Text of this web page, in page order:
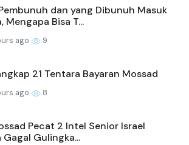
dan yang Dibunuh Masuk
Mengapa Bisa T...
ago 9
21 Tentara Bayaran Mossad
ago 8
Pecat 2 Intel Senior Israel
Gagal Gulingka...